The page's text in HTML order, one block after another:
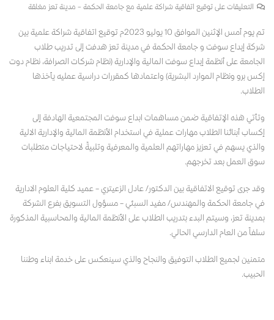
التعليقات على توقيع اتفاقية شراكة علمية مع جامعة الحكمة – مدينة تعز مغلقة
تم يوم أمس الإثنين الموافق 10 يوليو 2023م توقيع اتفاقية شراكة علمية بين
شركة إبداع سوفت و جامعة الحكمة في مدينة تعز هدفت إلى تدريب طلاب
الجامعة على أنظمة إبداع سوفت المالية والإدارية (نظام شركات الصرافة، نظام دوت
إكس برو ونظام الموارد البشرية) واعتمادها كمقررات دراسية عمليه يأخذها
الطلاب.
وتأتي هذه الإتفاقية ضمن مساهمات ابداع سوفت المجتمعية الهادفة إلى
إكساب أبنائنا الطلاب مهارات عملية في استخدام الأنظمة المالية والإدارية الالية
والذي يسهم في تعزيز مهاراتهم العلمية والمعرفية وتلبيةً لاحتياجات متطلبات
سوق العمل بعد تخرجهم.
وقد جرى توقيع الاتفاقية بين الدكتور/ عادل الزعيتري – عميد كلية العلوم الادارية
في جامعة الحكمة والمهندس/ مفيد السبئي – مسؤول التسويق بفرع الشركة
بمدينة تعز، وسيتم البدء بتدريب الطلاب على الأنظمة المالية والمحاسبية المذكورة
سلفاً من العام الدارسي الحالي.
متمنين لجميع الطلاب التوفيق والنجاح والذي سينعكس على خدمة ابناء وطننا
الحبيب.